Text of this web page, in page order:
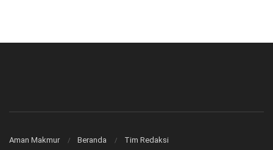
Aman Makmur Beranda Tim Redaksi